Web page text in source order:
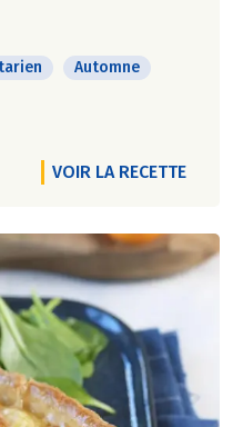
Automne
VOIR LA RECETTE